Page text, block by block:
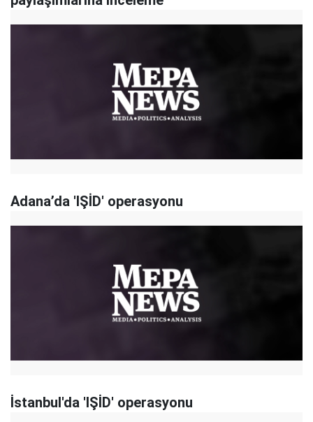
Adana’da 'IŞİD' operasyonu
İstanbul'da 'IŞİD' operasyonu